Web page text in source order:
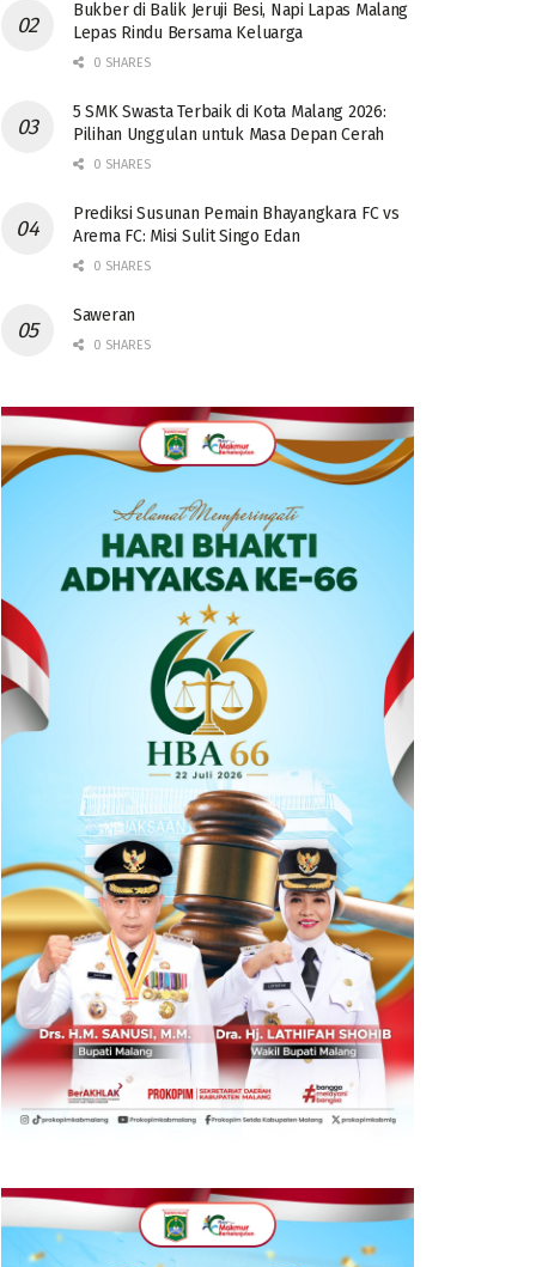
Bukber di Balik Jeruji Besi, Napi Lapas Malang
Lepas Rindu Bersama Keluarga
0 SHARES
5 SMK Swasta Terbaik di Kota Malang 2026:
Pilihan Unggulan untuk Masa Depan Cerah
0 SHARES
Prediksi Susunan Pemain Bhayangkara FC vs
Arema FC: Misi Sulit Singo Edan
0 SHARES
Saweran
0 SHARES